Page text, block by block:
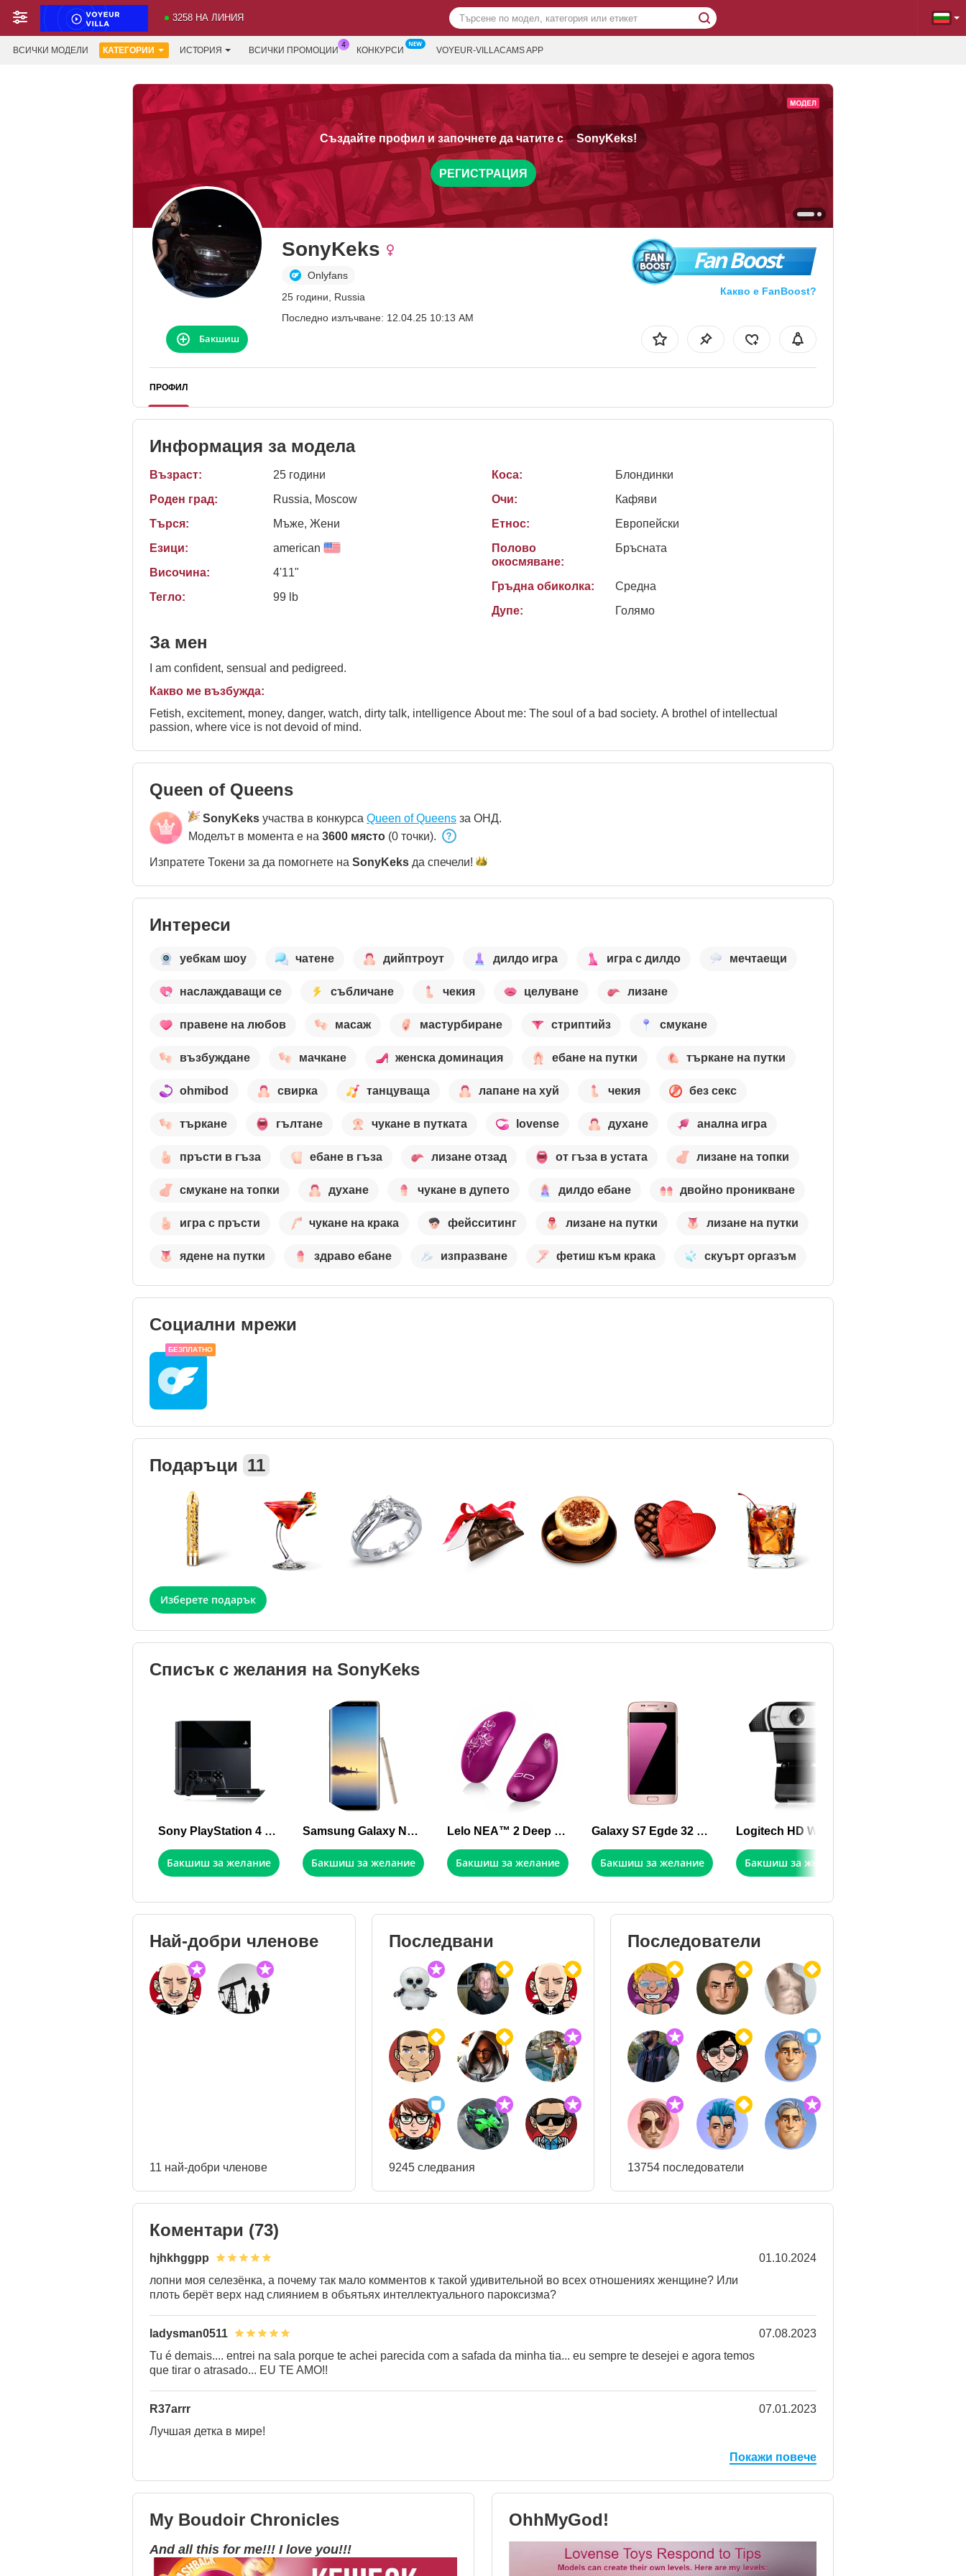
3258 НА ЛИНИЯ
ВСИЧКИ МОДЕЛИ КАТЕГОРИИ ИСТОРИЯ ВСИЧКИ ПРОМОЦИИ КОНКУРСИ VOYEUR-VILLACAMS APP
Създайте профил и започнете да чатите с SonyKeks!
РЕГИСТРАЦИЯ
SonyKeks
Onlyfans
25 години, Russia
Последно излъчване: 12.04.25 10:13 AM
Fan Boost
Какво е FanBoost?
Бакшиш
ПРОФИЛ
Информация за модела
Възраст:
25 години
Роден град:
Russia, Moscow
Търся:
Мъже, Жени
Езици:
american
Височина:
4'11"
Тегло:
99 lb
Коса:
Блондинки
Очи:
Кафяви
Етнос:
Европейски
Полово
окосмяване:
Бръсната
Гръдна обиколка:
Среднa
Дупе:
Голямо
За мен
I am confident, sensual and pedigreed.
Какво ме възбужда:
Fetish, excitement, money, danger, watch, dirty talk, intelligence About me: The soul of a bad society. A brothel of intellectual
passion, where vice is not devoid of mind.
Queen of Queens
SonyKeks участва в конкурса Queen of Queens за ОНД.
Моделът в момента е на 3600 място (0 точки).
Изпратете Токени за да помогнете на SonyKeks да спечели!
Интереси
уебкам шоу чатене дийптроут дилдо игра игра с дилдо мечтаещи
наслаждаващи се събличане чекия целуване лизане
правене на любов масаж мастурбиране стриптийз смукане
възбуждане мачкане женска доминация ебане на путки търкане на путки
ohmibod свирка танцуваща лапане на хуй чекия без секс
търкане гълтане чукане в путката lovense духане анална игра
пръсти в гъза ебане в гъза лизане отзад от гъза в устата лизане на топки
смукане на топки духане чукане в дупето дилдо ебане двойно проникване
игра с пръсти чукане на крака фейсситинг лизане на путки лизане на путки
ядене на путки здраво ебане изпразване фетиш към крака скуърт оргазъм
Социални мрежи
БЕЗПЛАТНО
Подаръци 11
Изберете подарък
Списък с желания на SonyKeks
Sony PlayStation 4 500GB
Бакшиш за желание
Samsung Galaxy Note 8 64GB Maple Gold
Бакшиш за желание
Lelo NEA™ 2 Deep Rose
Бакшиш за желание
Galaxy S7 Egde 32 GB Rose
Бакшиш за желание Бакшиш за желание
Най-добри членове
11 най-добри членове
Последвани
9245 следвания
Последователи
13754 последователи
Коментари (73)
hjhkhggpp
01.10.2024
лопни моя селезёнка, а почему так мало комментов к такой удивительной во всех отношениях женщине? Или
плоть берёт верх над слиянием в объятьях интеллектуального пароксизма?
ladysman0511
07.08.2023
Tu é demais.... entrei na sala porque te achei parecida com a safada da minha tia... eu sempre te desejei e agora temos
que tirar o atrasado... EU TE AMO!!
R37arrr
07.01.2023
Лучшая детка в мире!
Покажи повече
My Boudoir Chronicles
And all this for me!!! I love you!!!
OhhMyGod!